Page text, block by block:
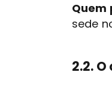
Quem
sede
2.2.